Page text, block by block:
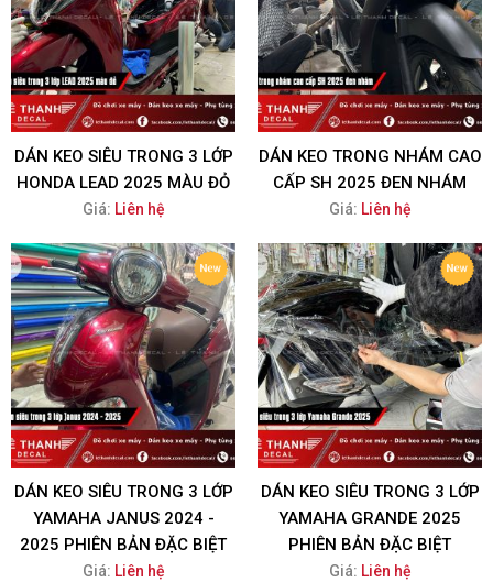
DÁN KEO SIÊU TRONG 3 LỚP
HONDA LEAD 2025 MÀU ĐỎ
Giá: Liên hệ
DÁN KEO TRONG NHÁM CAO
CẤP SH 2025 ĐEN NHÁM
Giá: Liên hệ
DÁN KEO SIÊU TRONG 3 LỚP
YAMAHA JANUS 2024 -
2025 PHIÊN BẢN ĐẶC BIỆT
Giá: Liên hệ
DÁN KEO SIÊU TRONG 3 LỚP
YAMAHA GRANDE 2025
PHIÊN BẢN ĐẶC BIỆT
Giá: Liên hệ